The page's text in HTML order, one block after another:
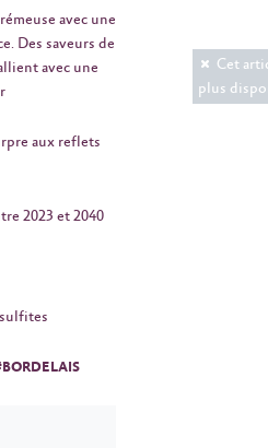
avec une
Des saveurs de
avec une
aux reflets
2023 et 2040
Cet
plus